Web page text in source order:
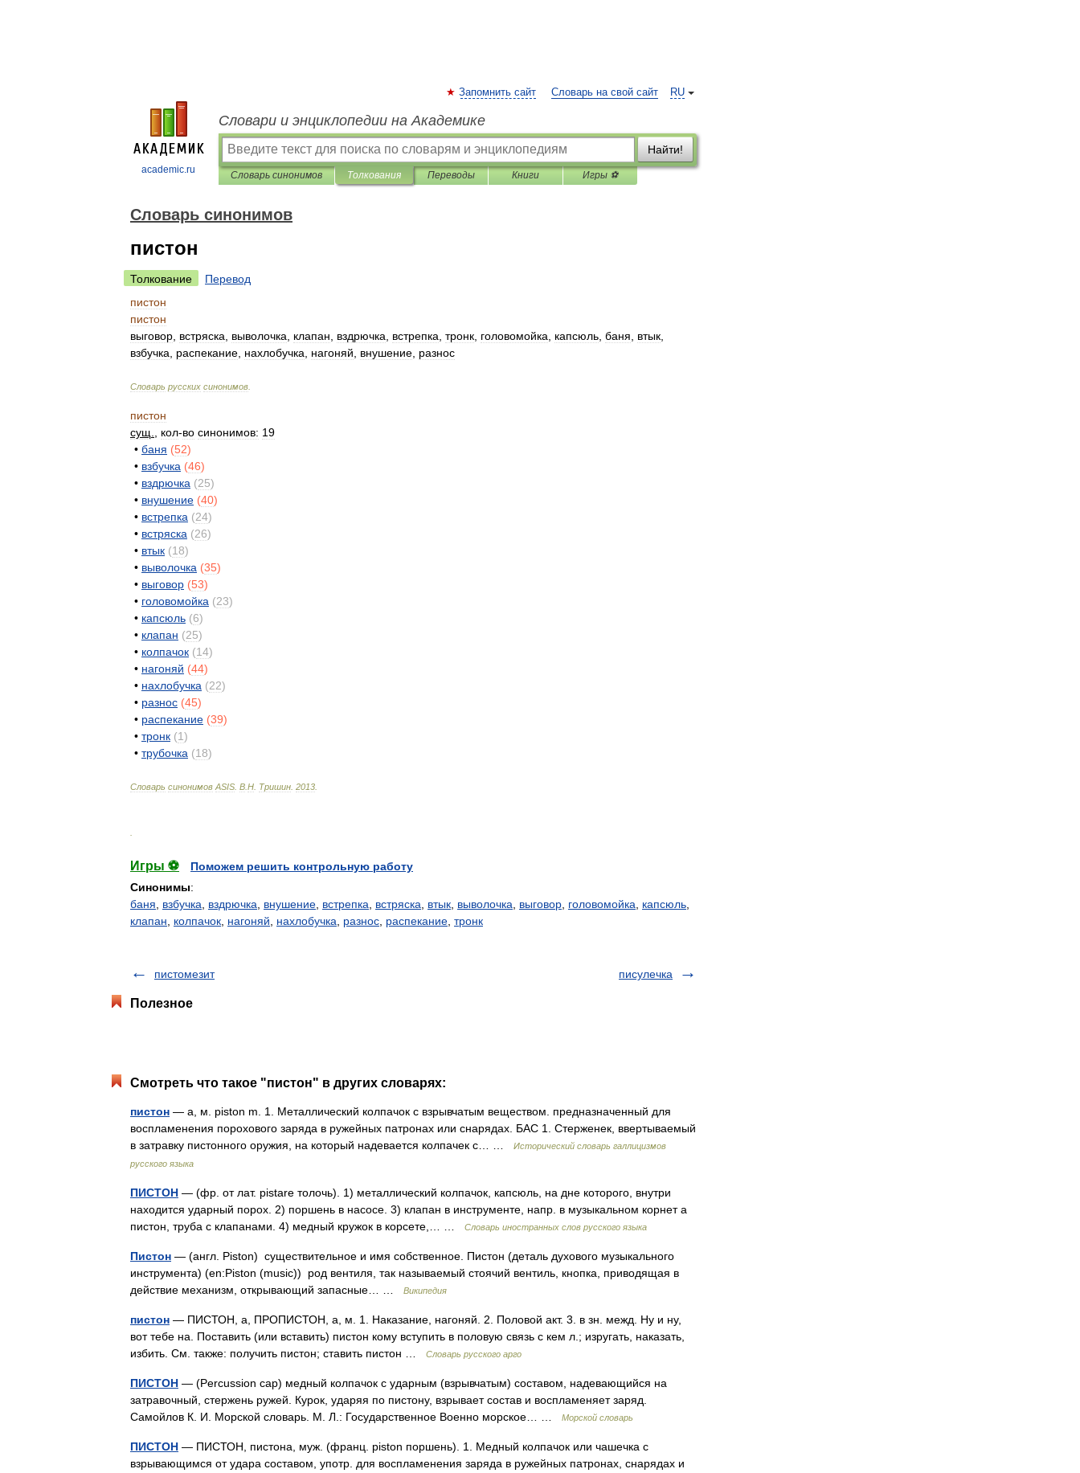
academic.ru
RU
Запомнить сайт Словарь на свой сайт
Словари и энциклопедии на Академике
Найти!
Словарь синонимов Толкования Переводы Книги Игры ⚽
Словарь синонимов
пистон
Толкование
Перевод
пистон
пистон
выговор встряска выволочка клапан вздрючка встрепка тронк головомойка капсюль баня втык
взбучка
распекание нахлобучка нагоняй внушение разнос
Словарь русских синонимов
пистон
сущ
кол-во синонимов: 19
• баня (52)
• взбучка (46)
• вздрючка (25)
• внушение (40)
• встрепка (24)
• встряска (26)
• втык (18)
• выволочка (35)
• выговор (53)
• головомойка (23)
• капсюль (6)
• клапан (25)
• колпачок (14)
• нагоняй (44)
• нахлобучка (22)
• разнос (45)
• распекание (39)
• тронк (1)
• трубочка (18)
Словарь синонимов ASIS В Н Тришин 2013
Игры ⚽
Поможем решить контрольную работу
Синонимы:
баня
взбучка вздрючка внушение встрепка встряска втык выволочка выговор головомойка капсюль
клапан
колпачок нагоняй нахлобучка разнос распекание тронк
пистомезит писулечка
Полезное
Смотреть что такое "пистон" в других словарях:
пистон — а, м. piston m. 1. Металлический колпачок с взрывчатым веществом. предназначенный для
воспламенения порохового заряда в ружейных патронах или снарядах. БАС 1. Стерженек, ввертываемый
в затравку пистонного оружия, на который надевается колпачек с… …
Исторический словарь галлицизмов
русского языка
ПИСТОН — (фр. от лат. pistare толочь). 1) металлический колпачок, капсюль, на дне которого, внутри
находится ударный порох. 2) поршень в насосе. 3) клапан в инструменте, напр. в музыкальном корнет а
пистон, труба с клапанами. 4) медный кружок в корсете,… …
Словарь иностранных слов русского языка
Пистон — (англ. Piston) существительное и имя собственное. Пистон (деталь духового музыкального
инструмента) (en:Piston (music)) род вентиля, так называемый стоячий вентиль, кнопка, приводящая в
действие механизм, открывающий запасные… …
Википедия
пистон — ПИСТОН, а, ПРОПИСТОН, а, м. 1. Наказание, нагоняй. 2. Половой акт. 3. в зн. межд. Ну и ну,
вот тебе на. Поставить (или вставить) пистон кому вступить в половую связь с кем л.; изругать, наказать,
избить. См. также: получить пистон; ставить пистон …
Словарь русского арго
ПИСТОН — (Percussion cap) медный колпачок с ударным (взрывчатым) составом, надевающийся на
затравочный, стержень ружей. Курок, ударяя по пистону, взрывает состав и воспламеняет заряд.
Самойлов К. И. Морской словарь. М. Л.: Государственное Военно морское… …
Морской словарь
ПИСТОН — ПИСТОН, пистона, муж. (франц. piston поршень). 1. Медный колпачок или чашечка с
взрывающимся от удара составом, употр. для воспламенения заряда в ружейных патронах, снарядах и